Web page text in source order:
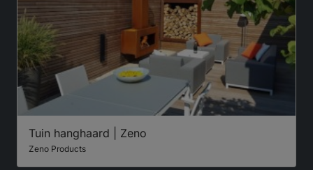
Tuin hanghaard | Zeno
Zeno Products